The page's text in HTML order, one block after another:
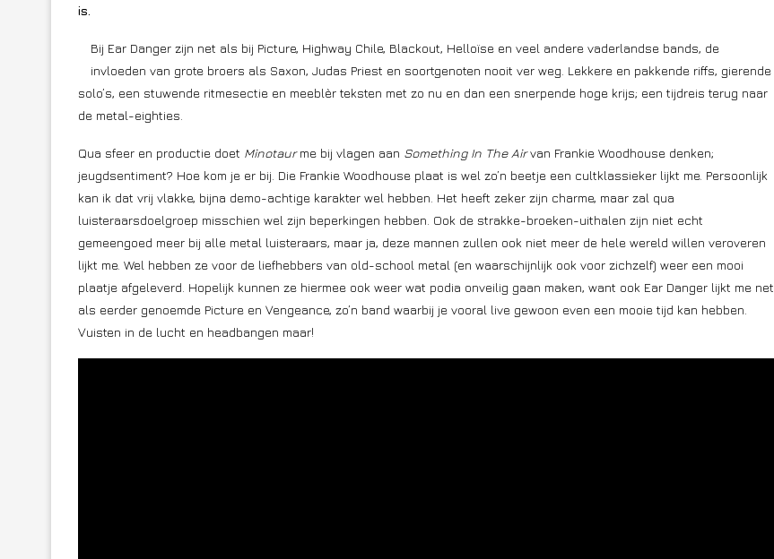
is.
Bij Ear Danger zijn net als bij Picture, Highway Chile, Blackout, Helloïse en veel andere vaderlandse bands, de
invloeden van grote broers als Saxon, Judas Priest en soortgenoten nooit ver weg. Lekkere en pakkende riffs, gierende
solo’s, een stuwende ritmesectie en meeblèr teksten met zo nu en dan een snerpende hoge krijs; een tijdreis terug naar
de metal-eighties.
Qua sfeer en productie doet Minotaurme bij vlagen aan Something In The Airvan Frankie Woodhouse denken;
jeugdsentiment? Hoe kom je er bij. Die Frankie Woodhouse plaat is wel zo’n beetje een cultklassieker lijkt me. Persoonlijk
kan ik dat vrij vlakke, bijna demo-achtige karakter wel hebben. Het heeft zeker zijn charme, maar zal qua
luisteraarsdoelgroep misschien wel zijn beperkingen hebben. Ook de strakke-broeken-uithalen zijn niet echt
gemeengoed meer bij alle metal luisteraars, maar ja, deze mannen zullen ook niet meer de hele wereld willen veroveren
lijkt me. Wel hebben ze voor de liefhebbers van old-school metal (en waarschijnlijk ook voor zichzelf) weer een mooi
plaatje afgeleverd. Hopelijk kunnen ze hiermee ook weer wat podia onveilig gaan maken, want ook Ear Danger lijkt me net
als eerder genoemde Picture en Vengeance, zo’n band waarbij je vooral live gewoon even een mooie tijd kan hebben.
Vuisten in de lucht en headbangen maar!